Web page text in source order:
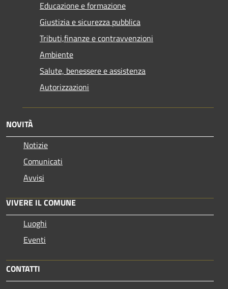
Educazione e formazione
Giustizia e sicurezza pubblica
Tributi,finanze e contravvenzioni
Ambiente
Salute, benessere e assistenza
Autorizzazioni
NOVITÀ
Notizie
Comunicati
Avvisi
VIVERE IL COMUNE
Luoghi
Eventi
CONTATTI